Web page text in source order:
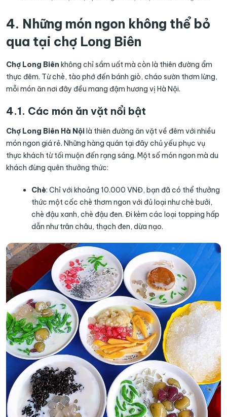
4. Những món ngon không thể bỏ
qua tại chợ Long Biên
Chợ Long Biên không chỉ sầm uất mà còn là thiên đường ẩm
thực đêm. Từ chè, tào phớ đến bánh giò, cháo sườn thơm lừng,
mỗi món ăn nơi đây đều mang đậm hương vị Hà Nội.
4.1. Các món ăn vặt nổi bật
Chợ Long Biên Hà Nộilà thiên đường ăn vặt về đêm với nhiều
món ngon giá rẻ. Những hàng quán tại đây chủ yếu phục vụ
thực khách từ tối muộn đến rạng sáng. Một số món ngon mà du
khách đừng quên thưởng thức:
Chè: Chỉ với khoảng 10.000 VNĐ, bạn đã có thể thưởng
thức một cốc chè thơm ngon với đủ loại như chè bưởi,
chè đậu xanh, chè đậu đen. Đi kèm các loại topping hấp
dẫn như trân châu, thạch đen, dừa nạo.